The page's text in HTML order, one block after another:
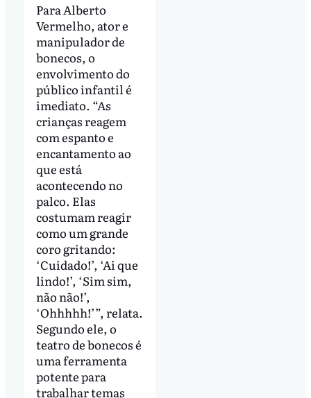
Para Alberto
Vermelho, ator e
manipulador de
bonecos, o
envolvimento do
público infantil é
imediato. “As
crianças reagem
com espanto e
encantamento ao
que está
acontecendo no
palco. Elas
costumam reagir
como um grande
coro gritando:
‘Cuidado!’, ‘Ai que
lindo!’, ‘Sim sim,
não não!’,
‘Ohhhhh!’”, relata.
Segundo ele, o
teatro de bonecos é
uma ferramenta
potente para
trabalhar temas